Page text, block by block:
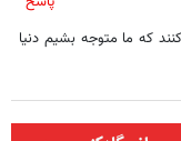
که ما متوجه بشیم دنیا